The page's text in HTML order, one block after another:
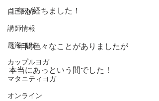
自己紹介
講師情報
辰海ヨガ
カップルヨガ
マタニティヨガ
オンライン
１年が経ちました！
１年間色々なことがありましたが
本当にあっという間でした！